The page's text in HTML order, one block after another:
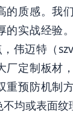
的质感。我
的实战经验
，伟迈特（
厂定制板材
重预防机制
均或表面纹